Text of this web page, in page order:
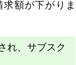
額が下がりま
れ、サブスク